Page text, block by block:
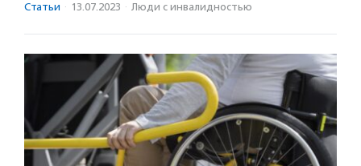
Статьи · 13.07.2023 · Люди с инвалидностью